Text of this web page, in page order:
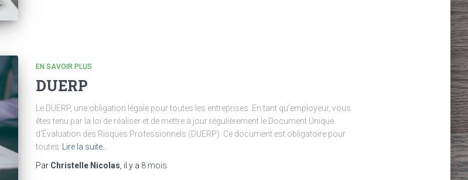
EN SAVOIR PLUS
DUERP
Le DUERP, une obligation légale pour toutes les entreprises. En tant qu’employeur, vous
êtes tenu par la loi de réaliser et de mettre à jour régulièrement le Document Unique
d’Évaluation des Risques Professionnels (DUERP). Ce document est obligatoire pour
toutes
Lire la suite…
Par Christelle Nicolas , il y a 8 mois